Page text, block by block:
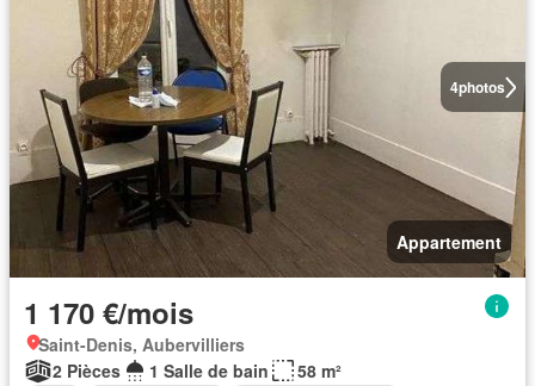
4photos
Appartement
1 170 €/mois
Saint-Denis, Aubervilliers
2 Pièces
1 Salle de bain
58 m²